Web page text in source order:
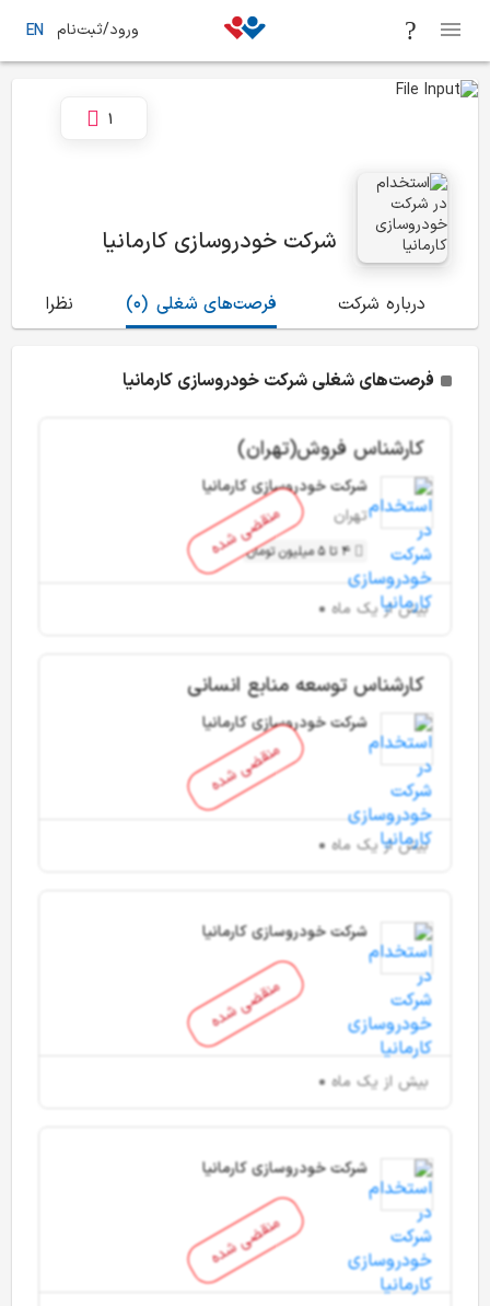
ورود/ثبت‌نام EN
شرکت خودروسازی کارمانیا
1
درباره شرکت (0) فرصت‌های شغلی نظرات
فرصت‌های شغلی شرکت خودروسازی کارمانیا
منقضی شده
کارشناس فروش(تهران)
شرکت خودروسازی کارمانیا
تهران
4 تا 5 میلیون تومان
بیش از یک ماه
منقضی شده
کارشناس توسعه منابع انسانی
شرکت خودروسازی کارمانیا
بیش از یک ماه
منقضی شده
شرکت خودروسازی کارمانیا
بیش از یک ماه
منقضی شده
شرکت خودروسازی کارمانیا